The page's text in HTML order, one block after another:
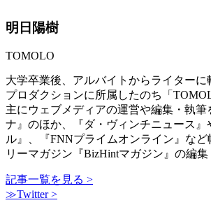
明日陽樹
TOMOLO
大学卒業後、アルバイトからライターに
プロダクションに所属したのち「
主にウェブメディアの運営や編集・執筆
ナ』のほか、『ダ・ヴィンチニュース』
ル』、『FNNプライムオンライン』など
リーマガジン『BizHintマガジン』の編集
記事一覧を見る >
≫Twitter >